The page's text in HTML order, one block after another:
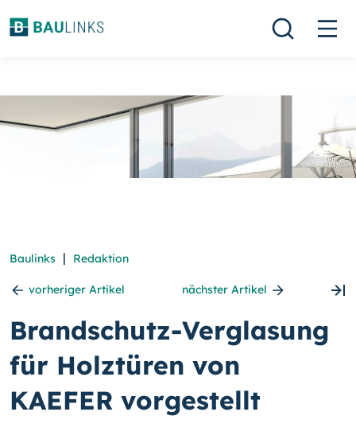
Baulinks | Redaktion
vorheriger Artikel nächster Artikel
Brandschutz-Verglasung
für Holztüren von
KAEFER vorgestellt